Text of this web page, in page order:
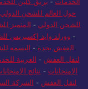
-بريق كلين للخدمات
العالم للشحن الدولي-
الدولي-المتميز للشحن
وورلد وايد إكسبريس للشحن
العفش بجدة-البسمه للشحن
العفش-العربية للخدمات
-نتائج الامتحانات-
العفش-الشركة